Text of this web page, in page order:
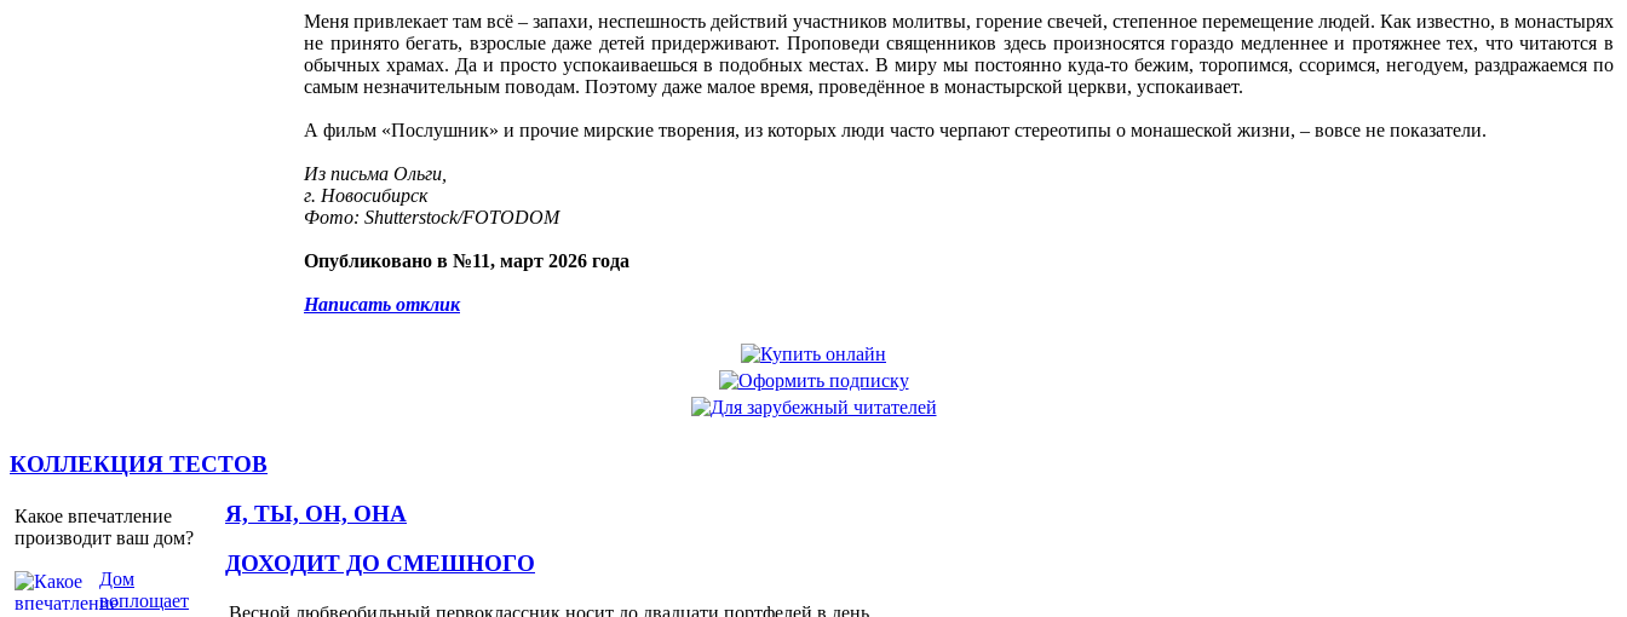
Меня привлекает там всё – запахи, неспешность действий участников молитвы, горение свечей, степенное перемещение людей. Как известно, в монастырях
не принято бегать, взрослые даже детей придерживают. Проповеди священников здесь произносятся гораздо медленнее и протяжнее тех, что читаются в
обычных храмах. Да и просто успокаиваешься в подобных местах. В миру мы постоянно куда-то бежим, торопимся, ссоримся, негодуем, раздражаемся по
самым незначительным поводам. Поэтому даже малое время, проведённое в монастырской церкви, успокаивает.
А фильм «Послушник» и прочие мирские творения, из которых люди часто черпают стереотипы о монашеской жизни, – вовсе не показатели.
Из письма Ольги,
г. Новосибирск
Фото: Shutterstock/FOTODOM
Опубликовано в №11, март 2026 года
Написать отклик
КОЛЛЕКЦИЯ ТЕСТОВ
Какое впечатление
производит ваш дом?
Дом
воплощает
Я, ТЫ, ОН, ОНА
ДОХОДИТ ДО СМЕШНОГО